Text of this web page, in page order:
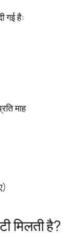
गई है:
माह
मिलती है?